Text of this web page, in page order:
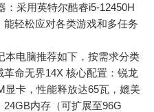
：采用英特尔酷睿i5-12450H
轻松应对各类游戏和多任务
本电脑推荐如下，按需求分类
命无界14X 核心配置：锐龙
显卡，性能释放达65瓦，媲美
内存（可扩展至96G